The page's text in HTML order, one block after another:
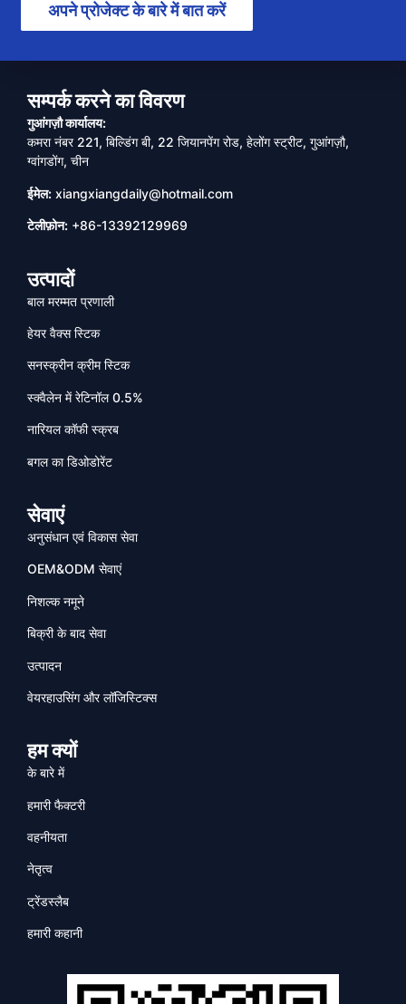
अपने प्रोजेक्ट के बारे में बात करें
सम्पर्क करने का विवरण
गुआंगज़ौ कार्यालय:
कमरा नंबर 221, बिल्डिंग बी, 22 जियानपेंग रोड, हेलोंग स्ट्रीट, गुआंगज़ौ,
ग्वांगडोंग, चीन
ईमेल: xiangxiangdaily@hotmail.com
टेलीफ़ोन: +86-13392129969
उत्पादों
बाल मरम्मत प्रणाली
हेयर वैक्स स्टिक
सनस्क्रीन क्रीम स्टिक
स्क्वैलेन में रेटिनॉल 0.5%
नारियल कॉफी स्क्रब
बगल का डिओडोरेंट
सेवाएं
अनुसंधान एवं विकास सेवा
OEM&ODM सेवाएं
निशल्क नमूने
बिक्री के बाद सेवा
उत्पादन
वेयरहाउसिंग और लॉजिस्टिक्स
हम क्यों
के बारे में
हमारी फैक्टरी
वहनीयता
नेतृत्व
ट्रेंडस्लैब
हमारी कहानी